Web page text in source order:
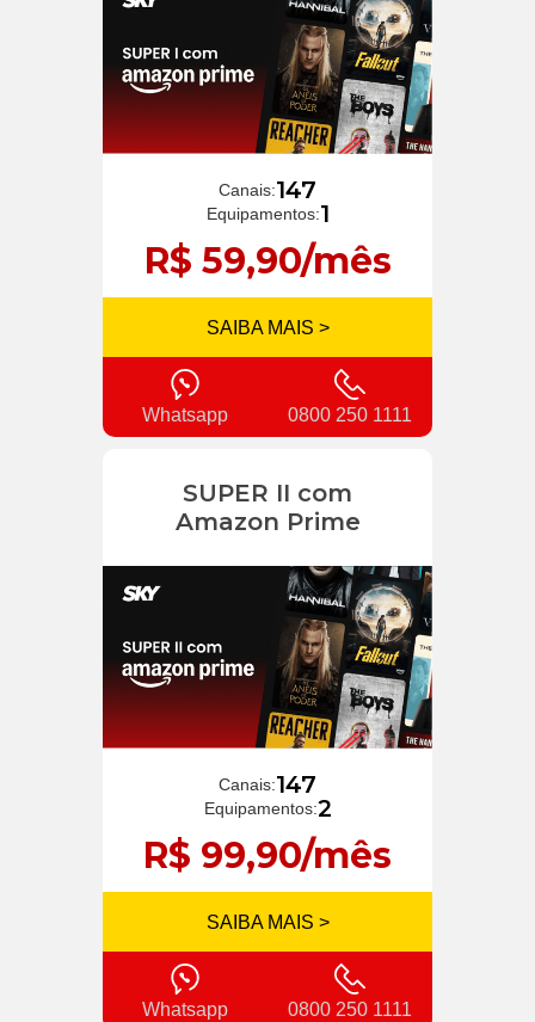
Canais:147
Equipamentos:1
R$ 59,90/mês
SAIBA MAIS >
Whatsapp 0800 250 1111
SUPER II com
Amazon Prime
Canais:147
Equipamentos:2
R$ 99,90/mês
SAIBA MAIS >
Whatsapp 0800 250 1111